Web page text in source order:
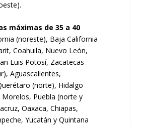
máximas de 35 a 40
(noreste), Baja California
Coahuila, Nuevo León,
Luis Potosí, Zacatecas
Aguascalientes,
(norte), Hidalgo
Puebla (norte y
Oaxaca, Chiapas,
Yucatán y Quintana